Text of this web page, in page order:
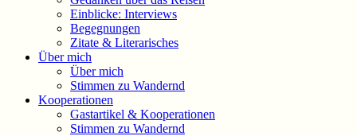
Einblicke: Interviews
Begegnungen
Zitate & Literarisches
Über mich
Über mich
Stimmen zu Wandernd
Kooperationen
Gastartikel & Kooperationen
Stimmen zu Wandernd